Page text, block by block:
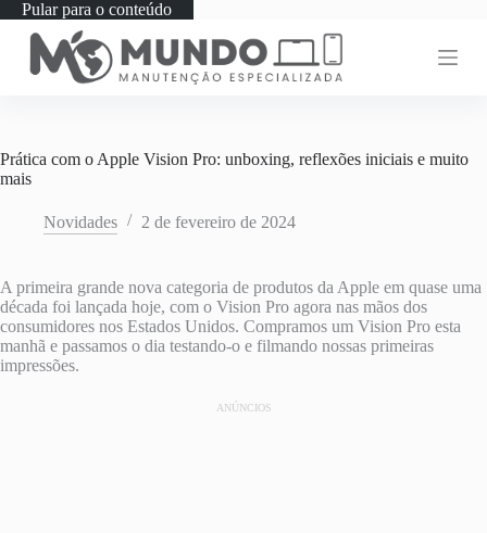
Pular para o conteúdo
Prática com o Apple Vision Pro: unboxing, reflexões iniciais e muito
mais
Novidades 2 de fevereiro de 2024
A primeira grande nova categoria de produtos da Apple em quase uma
década foi lançada hoje, com o Vision Pro agora nas mãos dos
consumidores nos Estados Unidos. Compramos um Vision Pro esta
manhã e passamos o dia testando-o e filmando nossas primeiras
impressões.
ANÚNCIOS